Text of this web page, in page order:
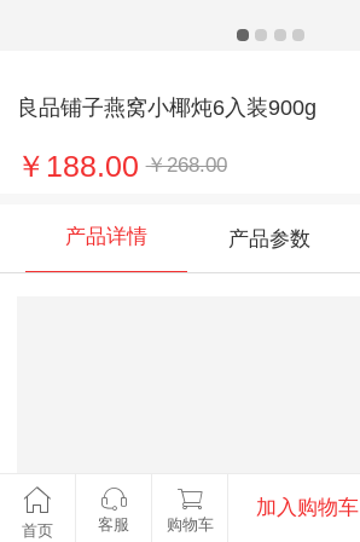
良品铺子燕窝小椰炖6入装900g
￥188.00 ￥268.00
产品详情 产品参数
首页 客服 购物车
加入购物车